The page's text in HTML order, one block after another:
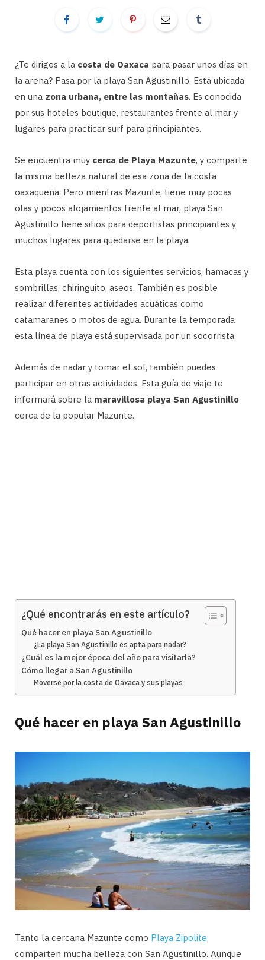
¿Te diriges a la costa de Oaxaca para pasar unos días en
la arena? Pasa por la playa San Agustinillo. Está ubicada
en una zona urbana, entre las montañas. Es conocida
por sus hoteles boutique, restaurantes frente al mar y
lugares para practicar surf para principiantes.
Se encuentra muy cerca de Playa Mazunte, y comparte
la misma belleza natural de esa zona de la costa
oaxaqueña. Pero mientras Mazunte, tiene muy pocas
olas y pocos alojamientos frente al mar, playa San
Agustinillo tiene sitios para deportistas principiantes y
muchos lugares para quedarse en la playa.
Esta playa cuenta con los siguientes servicios, hamacas y
sombrillas, chiringuito, aseos. También es posible
realizar diferentes actividades acuáticas como
catamaranes o motos de agua. Durante la temporada
esta línea de playa está supervisada por un socorrista.
Además de nadar y tomar el sol, también puedes
participar en otras actividades. Esta guía de viaje te
informará sobre la maravillosa playa San Agustinillo
cerca de la popular Mazunte.
¿Qué encontrarás en este artículo?
Qué hacer en playa San Agustinillo
¿La playa San Agustinillo es apta para nadar?
¿Cuál es la mejor época del año para visitarla?
Cómo llegar a San Agustinillo
Moverse por la costa de Oaxaca y sus playas
Qué hacer en playa San Agustinillo
Tanto la cercana Mazunte como Playa Zipolite,
comparten mucha belleza con San Agustinillo. Aunque